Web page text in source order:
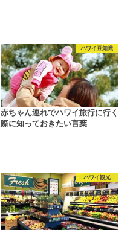
ハワイ豆知識
赤ちゃん連れでハワイ旅行に行く
際に知っておきたい言葉
ハワイ観光